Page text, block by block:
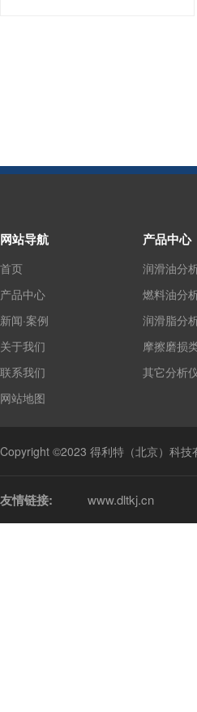
网站导航
首页
产品中心
新闻·案例
关于我们
联系我们
网站地图
产品中心
润滑油分
燃料油分
润滑脂分
摩擦磨损
其它分析
Copyright ©2023 得利特（北京）科技
友情链接: www.dltkj.cn